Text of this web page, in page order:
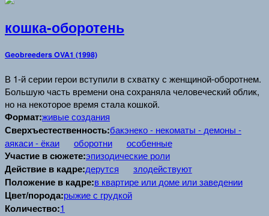
кошка-оборотень
Geobreeders OVA1 (1998)
В 1-й серии герои вступили в схватку с женщиной-оборотнем.
Большую часть времени она сохраняла человеческий облик,
но на некоторое время стала кошкой.
Формат:живые создания
Сверхъестественность:бакэнеко - некоматы - демоны -
аякаси - ёкаи
оборотни особенные
Участие в сюжете:эпизодические роли
Действие в кадре:дерутся злодействуют
Положение в кадре:в квартире или доме или заведении
Цвет/порода:рыжие с грудкой
Количество:1